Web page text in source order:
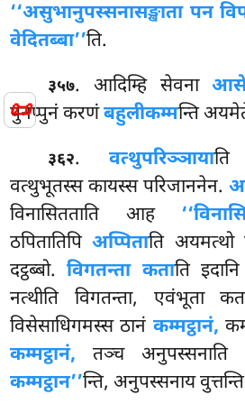
📜
‘‘असुभानुपस्सनासङ्खाता पन
वेदितब्बा’’ति.
३५७. आदिम्हि सेवना
पुनप्पुनं करणंबहुलीकम्मन्ति
३६२.वत्थुपरिञ्ञायाति
वत्थुभूतस्स कायस्स परिजाननेन.
विनासितताति आह
ठपितातिपिअप्पिताति अयमत्थो
दट्ठब्बो.विगतन्ता कताति
नत्थीति विगतन्ता, एवंभूता
विसेसाधिगमस्स ठानं कम्मट्ठानं,
कम्मट्ठानं, तञ्च
कम्मट्ठान’’न्ति, अनुपस्सनाय